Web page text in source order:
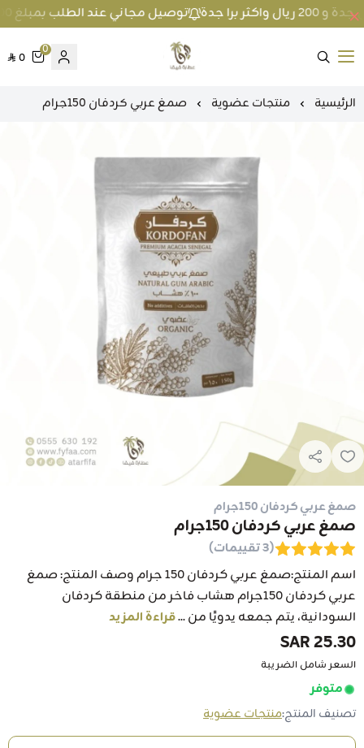
توصيل مجاني عند الطلب بمبلغ 100 ريال واكثر داخل جدة و 200 ريال واكثر برا جدة
متجر عطارة فيفا
0
0
الرئيسية منتجات عضوية صمغ عربي كردفان 150جرام
صمغ عربي كردفان 150جرام
صمغ عربي كردفان 150جرام
(3 تقييمات)
اسم المنتج:صمغ عربي كردفان 150 جرام وصف المنتج: صمغ
عربي كردفان 150جرام هشاب فاخر من منطقة كردفان
السودانية، يتم جمعه يدويًا من ...قراءة المزيد
25.30 SAR
السعر شامل الضريبة
متوفر
تصنيف المنتج:منتجات عضوية